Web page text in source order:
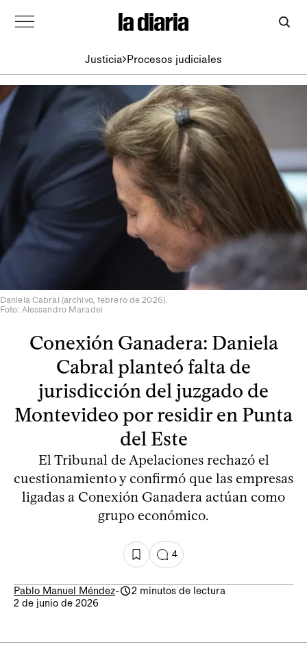
Justicia Procesos judiciales
Daniela Cabral (archivo, febrero de 2026).
Foto: Alessandro Maradei
Conexión Ganadera: Daniela
Cabral planteó falta de
jurisdicción del juzgado de
Montevideo por residir en Punta
del Este
El Tribunal de Apelaciones rechazó el
cuestionamiento y confirmó que las empresas
ligadas a Conexión Ganadera actúan como
grupo económico.
4
Pablo Manuel Méndez-
2 minutos de lectura
2 de junio de 2026